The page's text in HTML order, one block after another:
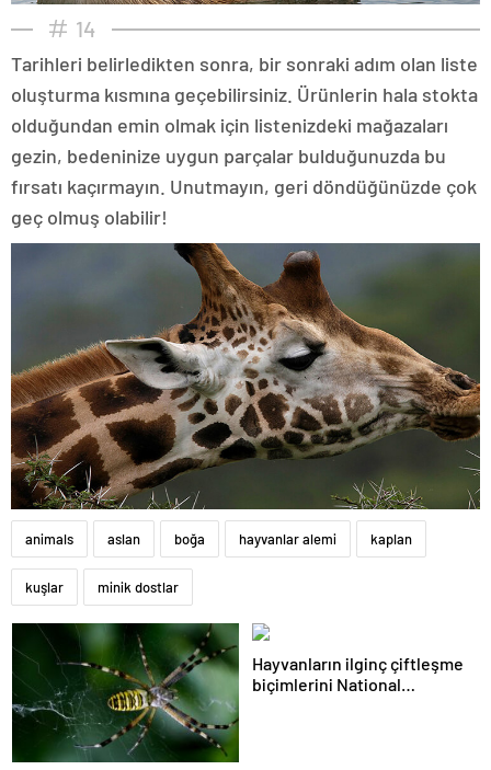
14
Tarihleri belirledikten sonra, bir sonraki adım olan liste
oluşturma kısmına geçebilirsiniz. Ürünlerin hala stokta
olduğundan emin olmak için listenizdeki mağazaları
gezin, bedeninize uygun parçalar bulduğunuzda bu
fırsatı kaçırmayın. Unutmayın, geri döndüğünüzde çok
geç olmuş olabilir!
animals aslan boğa hayvanlar alemi kaplan
kuşlar minik dostlar
Hayvanların ilginç çiftleşme
biçimlerini National